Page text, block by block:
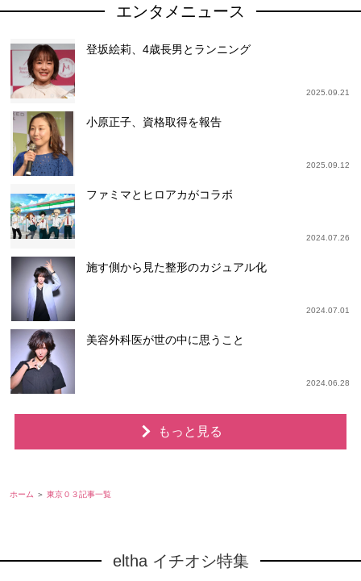
エンタメニュース
登坂絵莉、4歳長男とランニング
2025.09.21
小原正子、資格取得を報告
2025.09.12
ファミマとヒロアカがコラボ
2024.07.26
施す側から見た整形のカジュアル化
2024.07.01
美容外科医が世の中に思うこと
2024.06.28
もっと見る
ホーム 東京０３記事一覧
eltha イチオシ特集